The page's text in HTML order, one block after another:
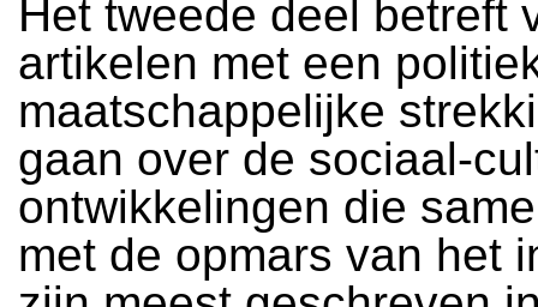
Het tweede deel betreft
artikelen met een
maatschappelijke
gaan over de sociaal-
ontwikkelingen die
met de opmars van het